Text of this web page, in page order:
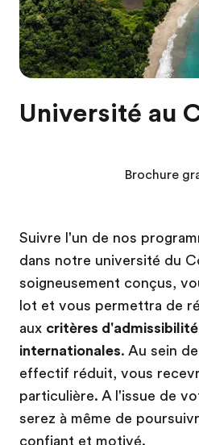
Rejoignez nos équipes
Université au
Suivre l'un de nos
dans notre université du
soigneusement conçus,
lot et vous permettra de
aux critères
internationales. Au sein
effectif réduit, vous
particulière. A l'issue de
serez à même de
confiant et motivé.
Brochure